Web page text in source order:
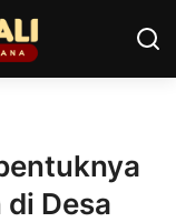
Desa